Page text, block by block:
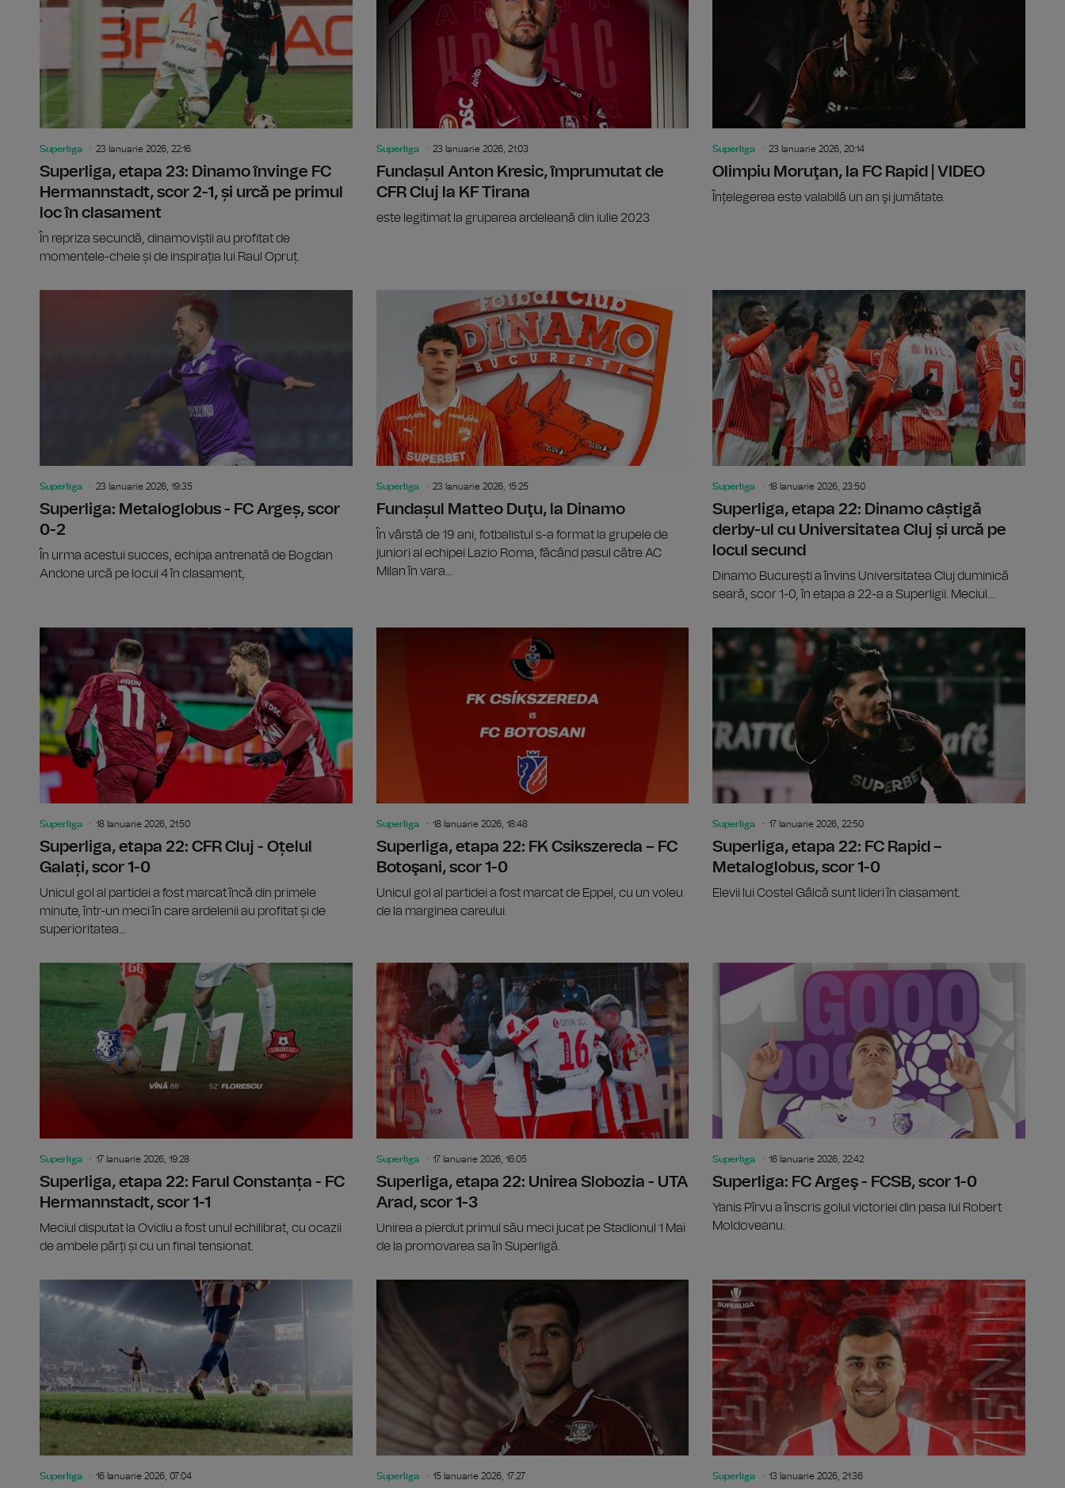
Superliga 23 Ianuarie 2026, 22:16
Superliga, etapa 23: Dinamo învinge FC
Hermannstadt, scor 2-1, și urcă pe primul
loc în clasament
În repriza secundă, dinamoviștii au profitat de
momentele-cheie și de inspirația lui Raul Opruț.
Superliga 23 Ianuarie 2026, 21:03
Fundașul Anton Kresic, împrumutat de
CFR Cluj la KF Tirana
este legitimat la gruparea ardeleană din iulie 2023
Superliga 23 Ianuarie 2026, 20:14
Olimpiu Moruţan, la FC Rapid | VIDEO
Înțelegerea este valabilă un an şi jumătate.
Superliga 23 Ianuarie 2026, 19:35
Superliga: Metaloglobus - FC Argeș, scor
0-2
În urma acestui succes, echipa antrenată de Bogdan
Andone urcă pe locul 4 în clasament,
Superliga: Metaloglobus - FC Argeș, scor 0-2
Superliga 23 Ianuarie 2026, 15:25
Fundașul Matteo Duţu, la Dinamo
În vârstă de 19 ani, fotbalistul s-a format la grupele de
juniori al echipei Lazio Roma, făcând pasul către AC
Milan în vara...
Fundașul
Superliga 18 Ianuarie 2026, 23:50
Superliga, etapa 22: Dinamo câștigă
derby-ul cu Universitatea Cluj și urcă pe
locul secund
Dinamo București a învins Universitatea Cluj duminică
seară, scor 1-0, în etapa a 22-a a Superligii. Meciul...
Superliga 18 Ianuarie 2026, 21:50
Superliga, etapa 22: CFR Cluj - Oțelul
Galați, scor 1-0
Unicul gol al partidei a fost marcat încă din primele
minute, într-un meci în care ardelenii au profitat și de
superioritatea...
Superliga, etapa 22: CFR Cluj - Oțelul Galați, scor 1-0
Superliga 18 Ianuarie 2026, 18:48
Superliga, etapa 22: FK Csikszereda – FC
Botoşani, scor 1-0
Unicul gol al partidei a fost marcat de Eppel, cu un voleu
de la marginea careului.
Superliga 17 Ianuarie 2026, 22:50
Superliga, etapa 22: FC Rapid –
Metaloglobus, scor 1-0
Elevii lui Costel Gâlcă sunt lideri în clasament.
Superliga 17 Ianuarie 2026, 19:28
Superliga, etapa 22: Farul Constanța - FC
Hermannstadt, scor 1-1
Meciul disputat la Ovidiu a fost unul echilibrat, cu ocazii
de ambele părți și cu un final tensionat.
Superliga, etapa 22: Farul Constanța - FC Hermannstadt, scor 1-1
Superliga 17 Ianuarie 2026, 16:05
Superliga, etapa 22: Unirea Slobozia - UTA
Arad, scor 1-3
Unirea a pierdut primul său meci jucat pe Stadionul 1 Mai
de la promovarea sa în Superligă.
Superliga 16 Ianuarie 2026, 22:42
Superliga: FC Argeş - FCSB, scor 1-0
Yanis Pîrvu a înscris golul victoriei din pasa lui Robert
Moldoveanu.
Superliga 16 Ianuarie 2026, 07:04
Superliga se reia după pauza de iarnă
Superliga 15 Ianuarie 2026, 17:27
Fundaşul
Superliga 13 Ianuarie 2026, 21:36